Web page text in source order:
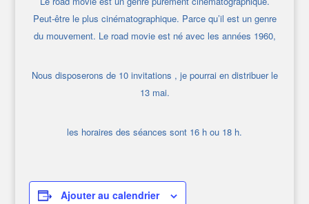
Peut-être le plus cinématographique. Parce qu’il est un genre
du mouvement. Le road movie est né avec les années 1960,
Nous disposerons de 10 invitations , je pourrai en distribuer le
13 mai.
les horaires des séances sont 16 h ou 18 h.
Ajouter au calendrier